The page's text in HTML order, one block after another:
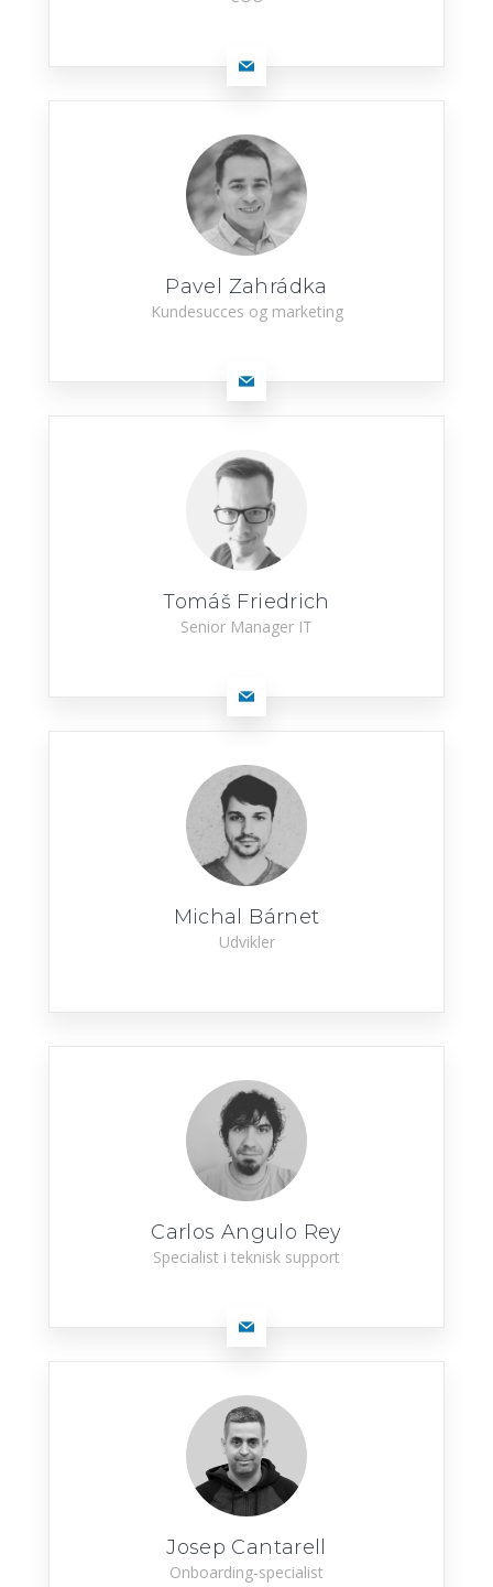
Pavel Zahrádka
Kundesucces og marketing
Tomáš Friedrich
Senior Manager IT
Michal Bárnet
Udvikler
Carlos Angulo Rey
Specialist i teknisk support
Josep Cantarell
Onboarding-specialist